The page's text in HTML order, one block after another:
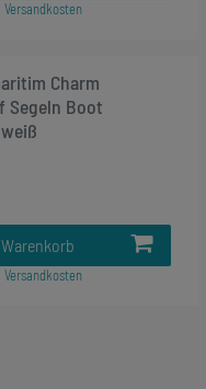
Versandkosten
Charm
Segeln Boot
Versandkosten